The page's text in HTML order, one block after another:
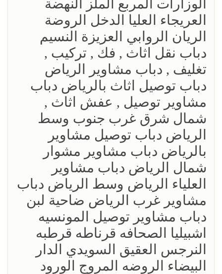
الوزارات المربع الملز النهضة
العريجاء العليا الدخل الروضة
الريان الروابي العزيزة النسيم
‎دباب نقل اثاث , فك , تركيب ,
تغليف , دباب مشاوير الرياض
دباب توصيل اثاث بالرياض دباب
مشاوير توصيل , عفش اثاث ,
شمال شرق غرب جنوب وسط
الرياض دباب توصيل مشاوير
بالرياض دباب مشاوير مشوار
شمال الرياض دباب مشاوير
العلياء الرياض وسط الرياض دباب
مشاوير غرب الرياض ضاحية لبن
دباب مشاوير توصيل المونسيه
اشبيليا الصحافه قرناطه قرطبه
النرجس العقيق السويدي الدار
البيضاء الروضه المروج الورود